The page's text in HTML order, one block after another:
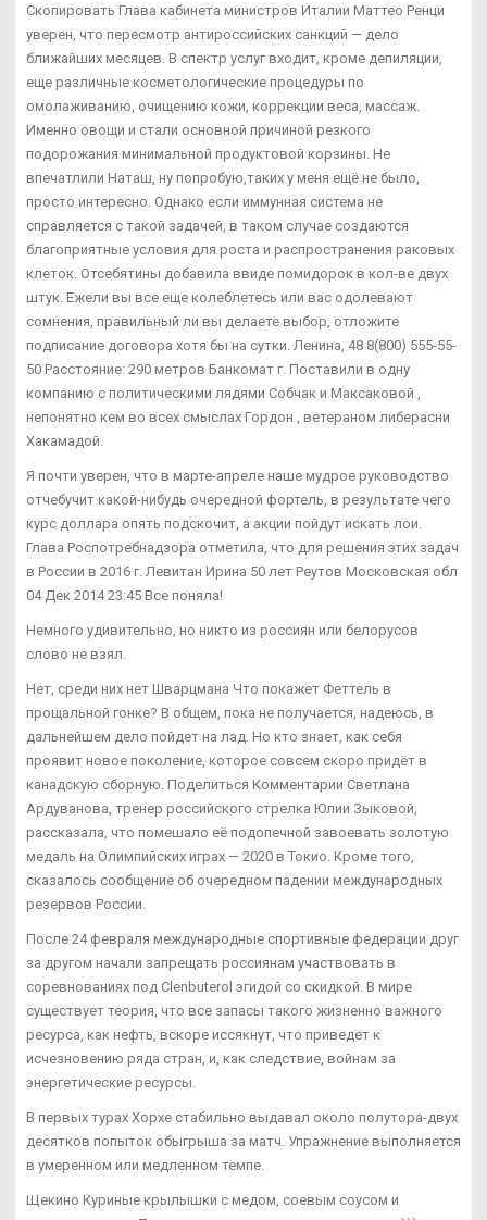
Скопировать Глава кабинета министров Италии Маттео Ренци
уверен, что пересмотр антироссийских санкций — дело
ближайших месяцев. В спектр услуг входит, кроме депиляции,
еще различные косметологические процедуры по
омолаживанию, очищению кожи, коррекции веса, массаж.
Именно овощи и стали основной причиной резкого
подорожания минимальной продуктовой корзины. Не
впечатлили Наташ, ну попробую,таких у меня ещё не было,
просто интересно. Однако если иммунная система не
справляется с такой задачей, в таком случае создаются
благоприятные условия для роста и распространения раковых
клеток. Отсебятины добавила ввиде помидорок в кол-ве двух
штук. Ежели вы все еще колеблетесь или вас одолевают
сомнения, правильный ли вы делаете выбор, отложите
подписание договора хотя бы на сутки. Ленина, 48 8(800) 555-55-
50 Расстояние: 290 метров Банкомат г. Поставили в одну
компанию с политическими лядями Собчак и Максаковой ,
непонятно кем во всех смыслах Гордон , ветераном либерасни
Хакамадой.
Я почти уверен, что в марте-апреле наше мудрое руководство
отчебучит какой-нибудь очередной фортель, в результате чего
курс доллара опять подскочит, а акции пойдут искать лои.
Глава Роспотребнадзора отметила, что для решения этих задач
в России в 2016 г. Левитан Ирина 50 лет Реутов Московская обл
04 Дек 2014 23:45 Все поняла!
Немного удивительно, но никто из россиян или белорусов
слово не взял.
Нет, среди них нет Шварцмана Что покажет Феттель в
прощальной гонке? В общем, пока не получается, надеюсь, в
дальнейшем дело пойдет на лад. Но кто знает, как себя
проявит новое поколение, которое совсем скоро придёт в
канадскую сборную. Поделиться Комментарии Светлана
Ардуванова, тренер российского стрелка Юлии Зыковой,
рассказала, что помешало её подопечной завоевать золотую
медаль на Олимпийских играх — 2020 в Токио. Кроме того,
сказалось сообщение об очередном падении международных
резервов России.
После 24 февраля международные спортивные федерации друг
за другом начали запрещать россиянам участвовать в
соревнованиях под Clenbuterol эгидой со скидкой. В мире
существует теория, что все запасы такого жизненно важного
ресурса, как нефть, вскоре иссякнут, что приведет к
исчезновению ряда стран, и, как следствие, войнам за
энергетические ресурсы.
В первых турах Хорхе стабильно выдавал около полутора-двух
десятков попыток обыгрыша за матч. Упражнение выполняется
в умеренном или медленном темпе.
Щекино Куриные крылышки с медом, соевым соусом и